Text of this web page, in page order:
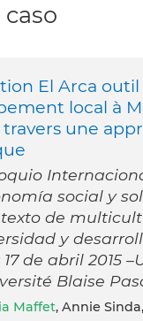
El Arca
local à
travers une
social y
de
y
17 de abril 2015
Blaise
Maffet, Annie